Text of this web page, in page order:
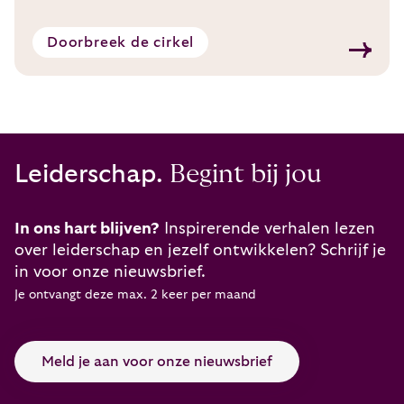
Doorbreek de cirkel
Leiderschap. Begint bij jou
In ons hart blijven? Inspirerende verhalen lezen
over leiderschap en jezelf ontwikkelen? Schrijf je
in voor onze nieuwsbrief.
Je ontvangt deze max. 2 keer per maand
Meld je aan voor onze nieuwsbrief